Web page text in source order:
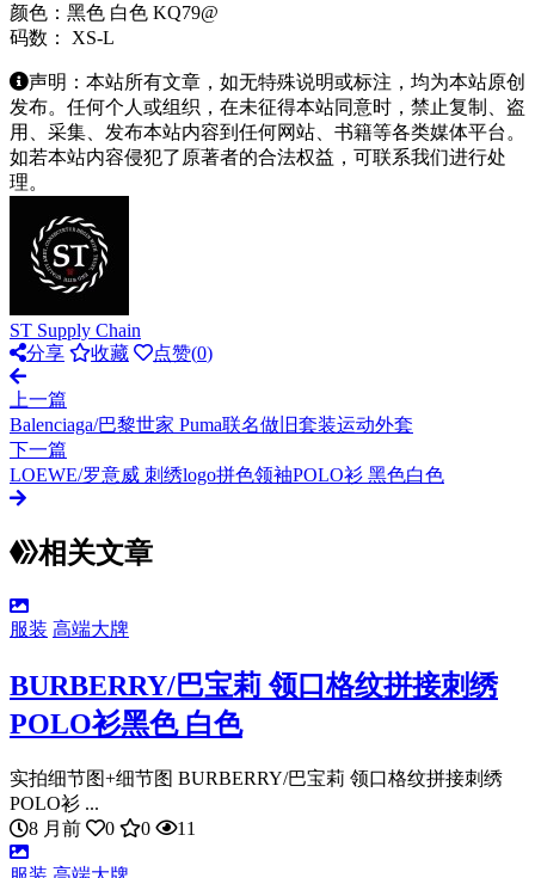
颜色：黑色 白色 KQ79@
码数： XS-L
声明：本站所有文章，如无特殊说明或标注，均为本站原创
发布。任何个人或组织，在未征得本站同意时，禁止复制、盗
用、采集、发布本站内容到任何网站、书籍等各类媒体平台。
如若本站内容侵犯了原著者的合法权益，可联系我们进行处
理。
ST Supply Chain
分享
收藏 点赞(0)
上一篇
Balenciaga/巴黎世家 Puma联名做旧套装运动外套
下一篇
LOEWE/罗意威 刺绣logo拼色领袖POLO衫 黑色白色
相关文章
服装 高端大牌
BURBERRY/巴宝莉 领口格纹拼接刺绣
POLO衫黑色 白色
实拍细节图+细节图 BURBERRY/巴宝莉 领口格纹拼接刺绣
POLO衫 ...
8 月前
0 0 11